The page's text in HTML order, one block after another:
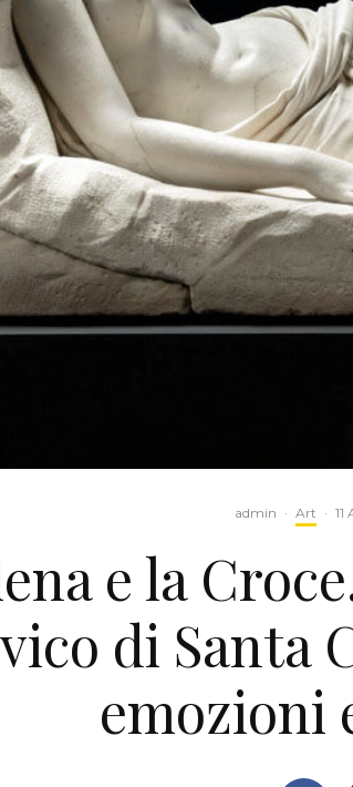
admin · Art · 11
e la
di Santa
emozioni